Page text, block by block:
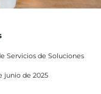
Servicios de Soluciones
junio de 2025